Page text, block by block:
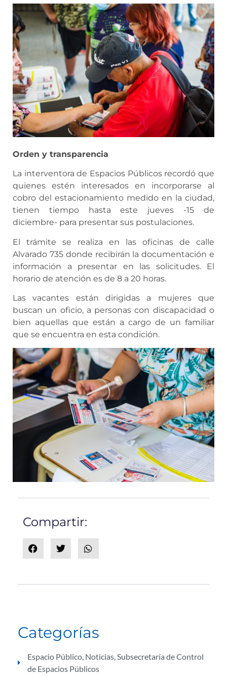
Orden y transparencia
La interventora de Espacios Públicos recordó que
quienes estén interesados en incorporarse al
cobro del estacionamiento medido en la ciudad,
tienen tiempo hasta este jueves -15 de
diciembre- para presentar sus postulaciones.
El trámite se realiza en las oficinas de calle
Alvarado 735 donde recibirán la documentación e
información a presentar en las solicitudes. El
horario de atención es de 8 a 20 horas.
Las vacantes están dirigidas a mujeres que
buscan un oficio, a personas con discapacidad o
bien aquellas que están a cargo de un familiar
que se encuentra en esta condición.
Compartir:
Categorías
Espacio Público, Noticias,Subsecretaría de Control
de Espacios Públicos